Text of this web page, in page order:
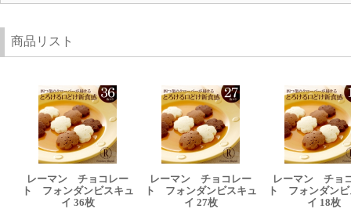
商品リスト
レーマン チョコレー
ト フォンダンビスキュ
イ 36枚
レーマン チョコレー
ト フォンダンビスキュ
イ 27枚
レーマン チョ
ト フォンダンビ
イ 18枚